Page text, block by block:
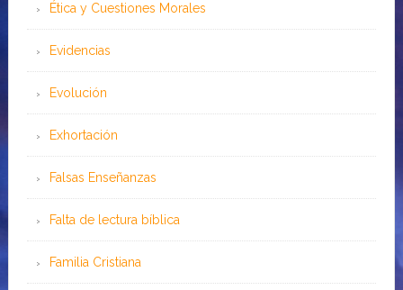
Ética y Cuestiones Morales
Evidencias
Evolución
Exhortación
Falsas Enseñanzas
Falta de lectura bíblica
Familia Cristiana